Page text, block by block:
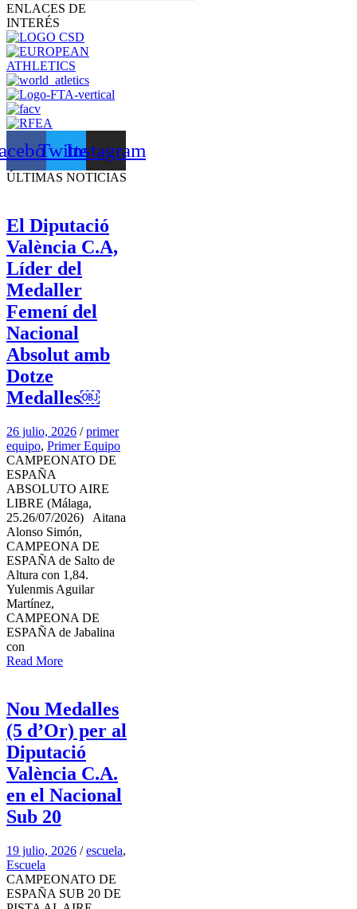
ENLACES DE
INTERÉS
TwitterInstagram
ÚLTIMAS NOTICIAS
El Diputació
València C.A,
Líder del
Medaller
Femení del
Nacional
Absolut amb
Dotze
Medalles￼
26 julio, 2026 / primer
equipo, Primer Equipo
CAMPEONATO DE
ESPAÑA
ABSOLUTO AIRE
LIBRE (Málaga,
25.26/07/2026) Aitana
Alonso Simón,
CAMPEONA DE
ESPAÑA de Salto de
Altura con 1,84.
Yulenmis Aguilar
Martínez,
CAMPEONA DE
ESPAÑA de Jabalina
con
Read More
Nou Medalles
(5 d’Or) per al
Diputació
València C.A.
en el Nacional
Sub 20
19 julio, 2026 / escuela,
Escuela
CAMPEONATO DE
ESPAÑA SUB 20 DE